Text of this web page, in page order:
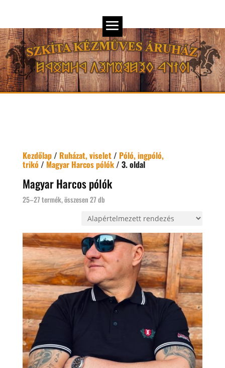
Kezdőlap/ Ruházat, viselet/ Póló, ingpóló,
trikó/ Magyar Harcos pólók/ 3. oldal
Magyar Harcos pólók
25–27 termék, összesen 27 db